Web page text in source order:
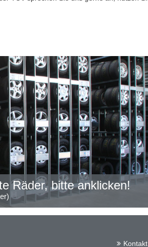
Räder, bitte anklicken!
Kontakt